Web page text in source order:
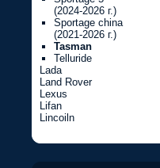
(2024-2026 г.)
Sportage china
(2021-2026 г.)
Tasman
Telluride
Lada
Land Rover
Lexus
Lifan
Lincoiln